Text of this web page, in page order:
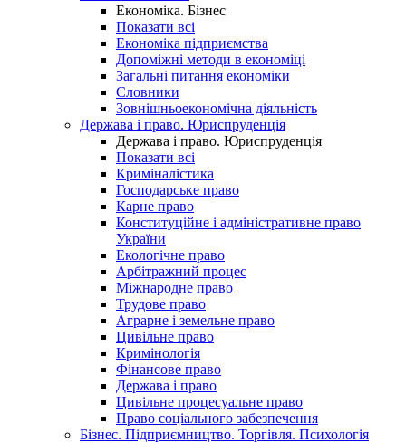
Економіка. Бізнес
Показати всі
Економіка підприємства
Допоміжні методи в економіці
Загальні питання економіки
Словники
Зовнішньоекономічна діяльність
Держава і право. Юриспруденція
Держава і право. Юриспруденція
Показати всі
Криміналістика
Господарське право
Карне право
Конституційне і адміністративне право
України
Екологічне право
Арбітражний процес
Міжнародне право
Трудове право
Аграрне і земельне право
Цивільне право
Кримінологія
Фінансове право
Держава і право
Цивільне процесуальне право
Право соціального забезпечення
Бізнес. Підприємництво. Торгівля. Психологія